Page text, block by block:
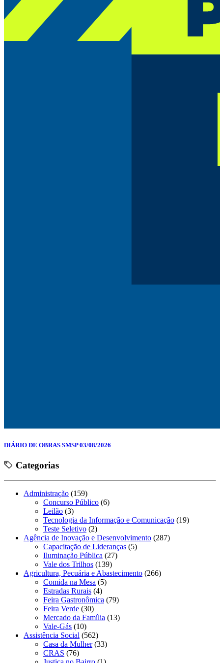
DIÁRIO DE OBRAS SMSP 03/08/2026
Categorias
Administração (159)
Concurso Público (6)
Leilão (3)
Tecnologia da Informação e Comunicação (19)
Teste Seletivo (2)
Agência de Inovação e Desenvolvimento (287)
Capacitação de Lideranças (5)
Iluminação Pública (27)
Vale dos Trilhos (139)
Agricultura, Pecuária e Abastecimento (266)
Comida na Mesa (5)
Estradas Rurais (4)
Feira Gastronômica (79)
Feira Verde (30)
Mercado da Família (13)
Vale-Gás (10)
Assistência Social (562)
Casa da Mulher(33)
CRAS (76)